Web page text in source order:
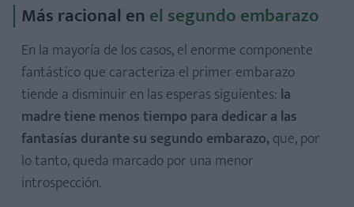
Más racional en el segundo embarazo
En la mayoría de los casos, el enorme componente
fantástico que caracteriza el primer embarazo
tiende a disminuir en las esperas siguientes: la
madre tiene menos tiempo para dedicar a las
fantasías durante su segundo embarazo,que, por
lo tanto, queda marcado por una menor
introspección.